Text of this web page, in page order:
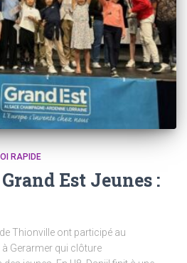
RAPIDE
Est Jeunes :
Thionville ont participé au
Gerarmer qui clôture